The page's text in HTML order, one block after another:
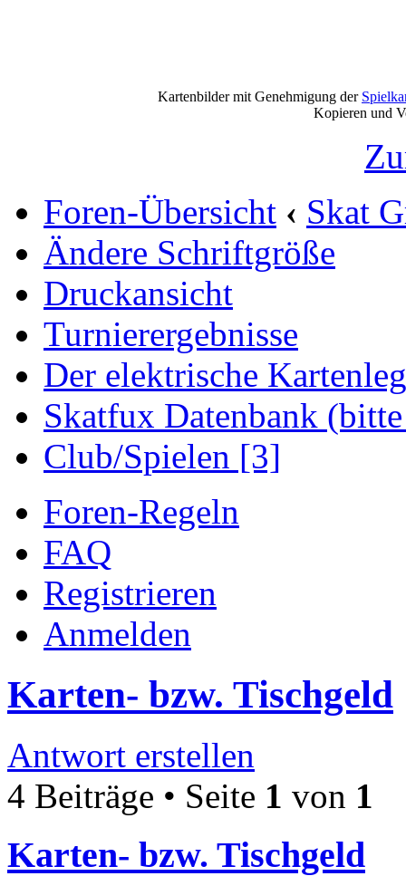
Kartenbilder mit Genehmigung der
Kopieren und
Foren-Übersicht ‹ Skat
Ändere Schriftgröße
Druckansicht
Turnierergebnisse
Der elektrische
Skatfux Datenbank
Club/Spielen [3]
Foren-Regeln
FAQ
Registrieren
Anmelden
Karten- bzw. Tischgeld
Antwort erstellen
4 Beiträge • Seite 1 von 1
Karten- bzw. Tischgeld